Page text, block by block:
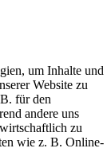
um Inhalte und
Website zu
für den
andere uns
zu
wie z. B. Online-